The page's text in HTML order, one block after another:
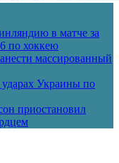
в матче за
по хоккею
массированный
Украины по
приостановил